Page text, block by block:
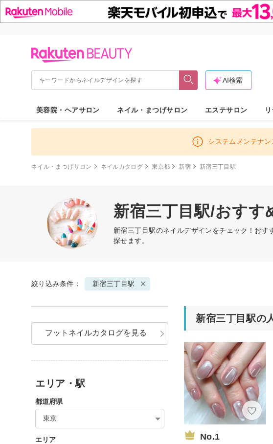
AI検索
美容院・ヘアサロン ネイル・まつげサロン エステサロン
システムメンテナ
ネイル・まつげサロン ネイルカタログ 東京都 新宿 新宿三丁目駅
新宿三丁目駅/おすす
新宿三丁目駅のネイルデザインをチェック！お
探せます。
絞り込み条件： 新宿三丁目駅
新宿三丁目駅の
No.1
フットネイルカタログを見る
エリア・駅
都道府県
東京
エリア